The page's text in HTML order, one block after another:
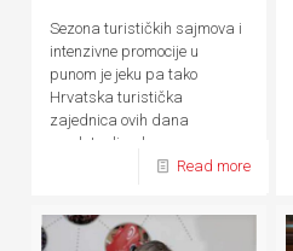
Sezona turističkih sajmova i
intenzivne promocije u
punom je jeku pa tako
Hrvatska turistička
zajednica ovih dana
predstavlja ukupnu
hrvatsku turističku ponudu
Read more